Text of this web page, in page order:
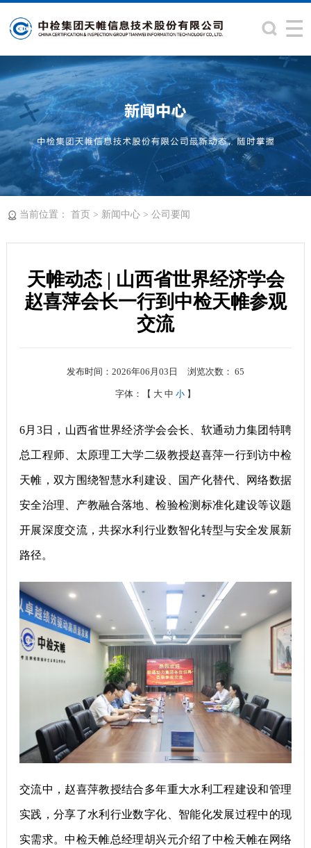
当前位置： 首页> 新闻中心> 公司要闻
天帷动态 | 山西省世界经济学会
赵喜萍会长一行到中检天帷参观
交流
发布时间：2026年06月03日 浏览次数： 65
字体：【 大 中 小 】
6月3日，山西省世界经济学会会长、软通动力集团特聘
总工程师、太原理工大学二级教授赵喜萍一行到访中检
天帷，双方围绕智慧水利建设、国产化替代、网络数据
安全治理、产教融合落地、检验检测标准化建设等议题
开展深度交流，共探水利行业数智化转型与安全发展新
路径。
交流中，赵喜萍教授结合多年重大水利工程建设和管理
实践，分享了水利行业数字化、智能化发展过程中的现
实需求。中检天帷总经理胡兴元介绍了中检天帷在网络